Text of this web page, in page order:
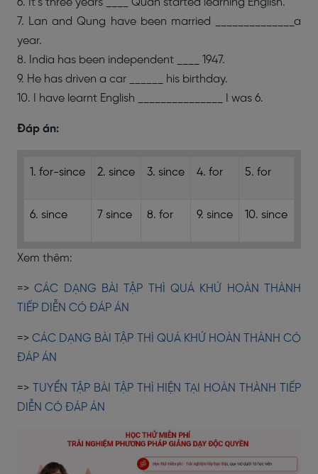
6. It’s three years ____ Quan started learning English.
7. Lan and Qung have been married ______________a
year.
8. India has been independent ____ 1947.
9. He has driven a car ______ his birthday.
10. I have learnt English _______________ I was 6.
Đáp án:
1. for-since 2. since 3. since 4. for 5. for
6. since 7 since 8. for 9. since 10. since
Xem thêm:
=>CÁC DẠNG BÀI TẬP THÌ QUÁ KHỨ HOÀN THÀNH
TIẾP DIỄN CÓ ĐÁP ÁN
=>CÁC DẠNG BÀI TẬP THÌ QUÁ KHỨ HOÀN THÀNH CÓ
ĐÁP ÁN
=>
TUYỂN TẬP BÀI TẬP THÌ HIỆN TẠI HOÀN THÀNH TIẾP
DIỄN CÓ ĐÁP ÁN